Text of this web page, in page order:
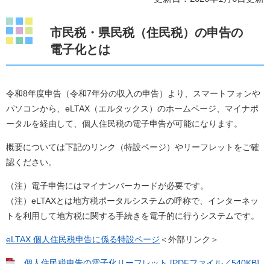
市民税・県民税（住民税）の申告の
電子化とは
令和8年度申告（令和7年分の収入の申告）より、スマートフォンや
パソコンから、eLTAX（エルタックス）のホームページ、マイナポ
ータルを経由して、個人住民税の電子申告が可能になります。
概要については下記のリンク（特設ページ）やリーフレットをご確
認ください。
（注）電子申告にはマイナンバーカードが必要です。
（注）eLTAXとは地方税ポータルシステムの呼称で、インターネッ
トを利用して地方税に関する手続きを電子的に行うシステムです。
eLTAX 個人住民税申告に係る特設ページ​ ＜外部リンク＞